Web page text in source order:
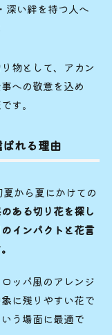
深い絆を持つ人へ
物として、アカン
への敬意を込め
す。
れる理由
から夏にかけての
ある切り花を探し
インパクトと花言
ッパ風のアレンジ
に残りやすい花で
う場面に最適で